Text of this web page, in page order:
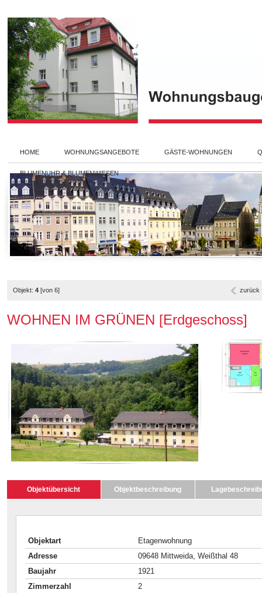
HOME WOHNUNGSANGEBOTE GÄSTE-WOHNUNGEN
BLUMENUHR & BLUMENWIESEN
Objekt: 4 [von 6] zurück
WOHNEN IM GRÜNEN [Erdgeschoss]
Objektübersicht Objektbeschreibung
Objektart
Etagenwohnung
Adresse
09648 Mittweida, Weißthal 48
Baujahr
1921
Zimmerzahl
2